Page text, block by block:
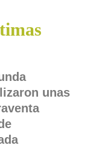
unas